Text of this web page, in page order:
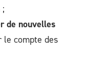
;
de nouvelles
le compte des